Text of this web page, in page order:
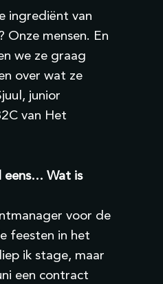
ingrediënt van
Onze mensen. En
we ze graag
over wat ze
junior
van Het
eens… Wat is
voor de
feesten in het
ik stage, maar
een contract